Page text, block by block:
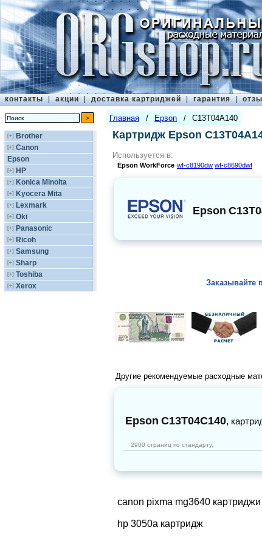
контакты | акции | доставка картриджей | гарантия |
[+] Brother
[+] Canon
Epson
[+] HP
[+] Konica Minolta
[+] Kyocera Mita
[+] Lexmark
[+] Oki
[+] Panasonic
[+] Ricoh
[+] Samsung
[+] Sharp
[+] Toshiba
[+] Xerox
Главная / Epson / C13T04A140
Картридж Epson
Используется в:
Epson WorkForce wf-c8190dw wf-c8690dwf
Epson
Заказывайте
Другие рекомендуемые расходные
Epson C13T04C140,
2900 страниц по стандарту,
canon pixma mg3640 картриджи
hp 3050a картридж